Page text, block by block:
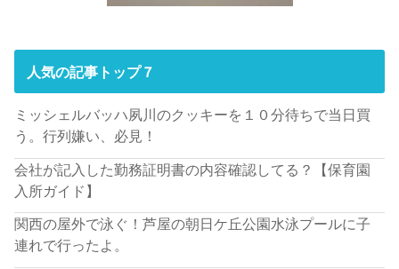
人気の記事トップ７
ミッシェルバッハ夙川のクッキーを１０分待ちで当日買
う。行列嫌い、必見！
会社が記入した勤務証明書の内容確認してる？【保育園
入所ガイド】
関西の屋外で泳ぐ！芦屋の朝日ケ丘公園水泳プールに子
連れで行ったよ。